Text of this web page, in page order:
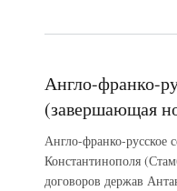
Англо-франко-
(завершающая
Англо-франко-русское
Константинополя
договоров держав